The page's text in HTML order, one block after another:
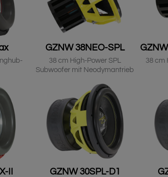
GZNW 38NEO-SPL
38 cm High-Power SPL
Subwoofer mit Neodymantrieb
38 cm
II GZNW 30SPL-D1